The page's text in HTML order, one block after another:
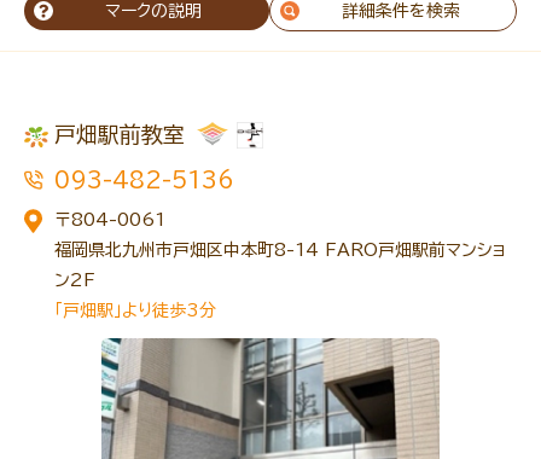
トレキング DIDIM
マークの説明 詳細条件を検索
戸畑駅前教室
093-482-5136
〒804-0061
福岡県北九州市戸畑区中本町8-14 FARO戸畑駅前マンショ
ン2F
「戸畑駅」より徒歩3分